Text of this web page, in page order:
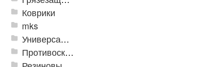
Коврики
mks
Универсальные модульные покрытия
Противоскользящая защита для лестниц, профили, ленты